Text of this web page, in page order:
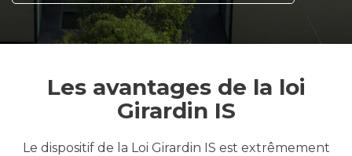
Les avantages de la loi
Girardin IS
Le dispositif de la Loi Girardin IS est extrêmement